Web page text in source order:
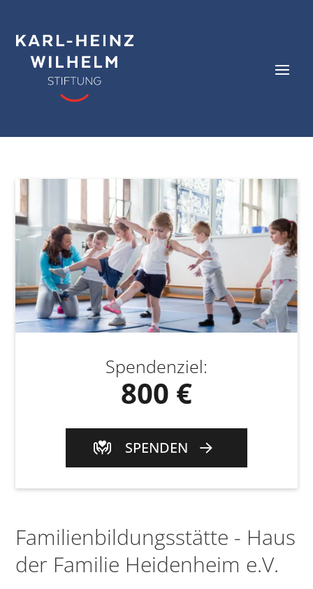
Familienbildungsstätte - Haus
der Familie Heidenheim e.V.
Spendenziel:
800 €
SPENDEN